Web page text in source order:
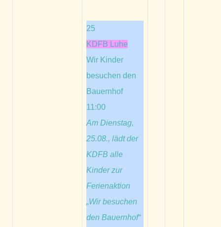
25
KDFB Luhe
Wir Kinder
besuchen den
Bauernhof
11:00
Am Dienstag,
25.08., lädt der
KDFB alle
Kinder zur
Ferienaktion
„Wir besuchen
den Bauernhof“